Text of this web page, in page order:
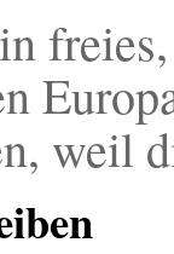
weil